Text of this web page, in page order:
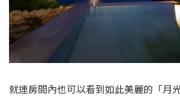
就連房間內也可以看到如此美麗的「月